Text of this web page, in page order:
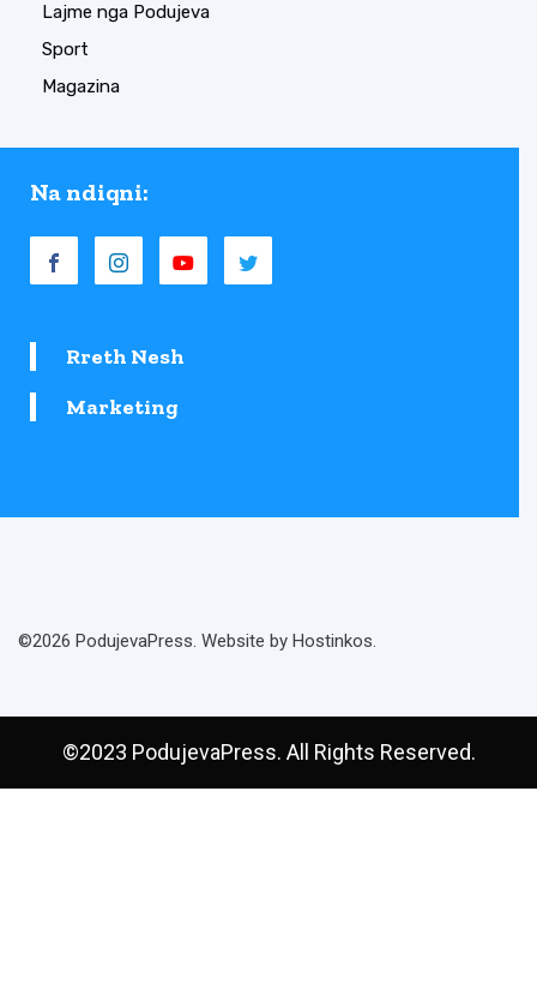
Lajme nga Podujeva
Sport
Magazina
Na ndiqni:
Rreth Nesh
Marketing
©2026 PodujevaPress. Website by Hostinkos.
©2023 PodujevaPress. All Rights Reserved.